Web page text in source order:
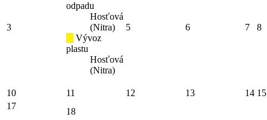
3
odpadu
Hosťová
(Nitra)
Vývoz
plastu
Hosťová
(Nitra)
5 6 7 8
10 11 12 13 14 15
17
18